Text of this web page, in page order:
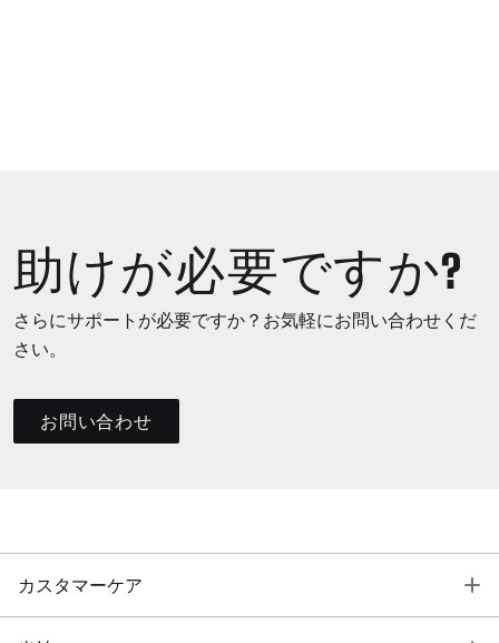
助けが必要ですか?
さらにサポートが必要ですか？お気軽にお問い合わせくだ
さい。
お問い合わせ
カスタマーケア